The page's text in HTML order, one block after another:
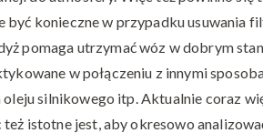
być konieczne w przypadku usuwania
pomaga utrzymać wóz w dobrym
w połączeniu z innymi
silnikowego itp. Aktualnie coraz
istotne jest, aby okresowo